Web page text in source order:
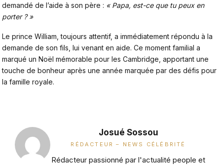
demandé de l’aide à son père : « Papa, est-ce que tu peux en
porter ? »
Le prince William, toujours attentif, a immédiatement répondu à la
demande de son fils, lui venant en aide. Ce moment familial a
marqué un Noël mémorable pour les Cambridge, apportant une
touche de bonheur après une année marquée par des défis pour
la famille royale.
Josué Sossou
RÉDACTEUR – NEWS CÉLÉBRITÉ
Rédacteur passionné par l'actualité people et